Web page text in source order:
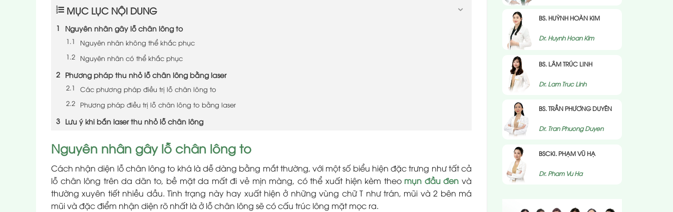
MỤC LỤC NỘI DUNG
Nguyên nhân gây lỗ chân lông to
Nguyên nhân không thể khắc phục
Nguyên nhân có thể khắc phục
Phương pháp thu nhỏ lỗ chân lông bằng laser
Các phương pháp điều trị lỗ chân lông to
Phương pháp điều trị lỗ chân lông to bằng laser
Lưu ý khi bắn laser thu nhỏ lỗ chân lông
Nguyên nhân gây lỗ chân lông to
Cách nhận diện lỗ chân lông to khá là dễ dàng bằng mắt thường, với một số biểu hiện đặc trưng như tất cả
lỗ chân lông trên da dãn to, bề mặt da mất đi vẻ mịn màng, có thể xuất hiện kèm theo mụn đầu đen và
thường xuyên tiết nhiều dầu. Tình trạng này hay xuất hiện ở những vùng chữ T như trán, mũi và 2 bên má
mũi và đặc điểm nhận diện rõ nhất là ở lỗ chân lông sẽ có cấu trúc lông mặt mọc ra.
BS. HUỲNH HOÀN KIM
Dr. Huynh Hoan Kim
BS. LÂM TRÚC LINH
Dr. Lam Truc Linh
BS. TRẦN PHƯƠNG DUYÊN
Dr. Tran Phuong Duyen
BSCKI. PHẠM VŨ HẠ
Dr. Pham Vu Ha